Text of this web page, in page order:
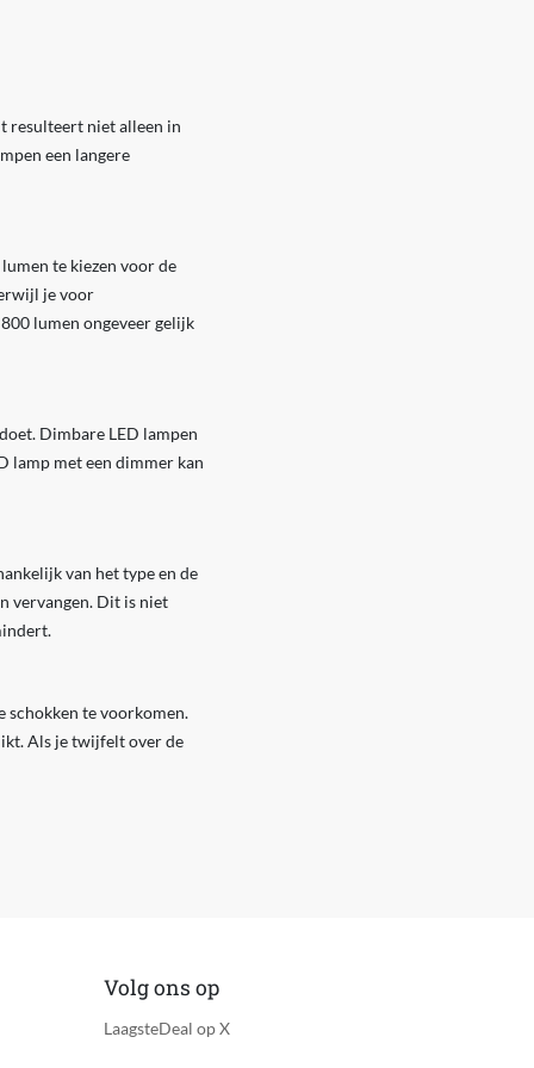
resulteert niet alleen in
een langere
te kiezen voor de
je voor
lumen ongeveer gelijk
Dimbare LED lampen
lamp met een dimmer kan
van het type en de
vervangen. Dit is niet
schokken te voorkomen.
Als je twijfelt over de
Volg ons op
LaagsteDeal op X